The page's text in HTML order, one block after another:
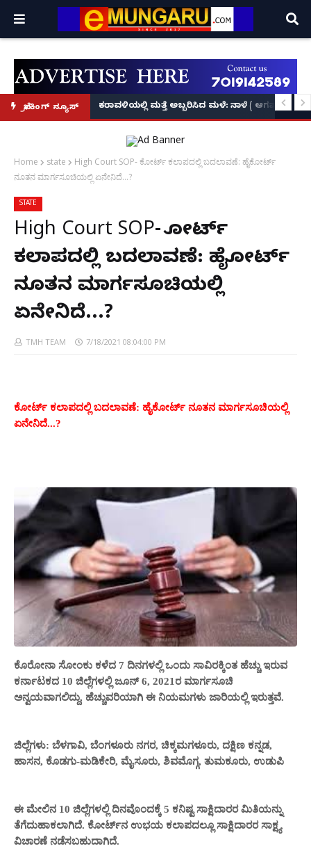
ಬ್ರೇಕಿಂಗ್ ನ್ಯೂಸ್‘ಭಕ್ತ ಪ್ರಹ್ಲಾದ’, ‘ಹೇ ರಾಮ್’!
ಕರಾವಳಿಯಲ್ಲಿ ಮತ್ತೆ ಅಬ್ಬರಿಸಿದ ಮಳೆ: ನಾಳೆ ( ಆಗಷ್ಟ್ 8)
Home state
High Court SOP- ಕೋರ್ಟ್ ಕಲಾಪದಲ್ಲಿ ಬದಲಾವಣೆ: ಹೈಕೋರ್ಟ್
ನೂತನ ಮಾರ್ಗಸೂಚಿಯಲ್ಲಿ ಏನೇನಿದೆ...?
STATE
High Court SOP- ಕೋರ್ಟ್
ಕಲಾಪದಲ್ಲಿ ಬದಲಾವಣೆ: ಹೈಕೋರ್ಟ್
ನೂತನ ಮಾರ್ಗಸೂಚಿಯಲ್ಲಿ
ಏನೇನಿದೆ...?
TMH TEAM 7/18/2021 08:04:00 PM
ಕೋರ್ಟ್ ಕಲಾಪದಲ್ಲಿ ಬದಲಾವಣೆ: ಹೈಕೋರ್ಟ್ ನೂತನ ಮಾರ್ಗಸೂಚಿಯಲ್ಲಿ
ಏನೇನಿದೆ...?
ಕೊರೋನಾ ಸೋಂಕು ಕಳೆದ 7 ದಿನಗಳಲ್ಲಿ ಒಂದು ಸಾವಿರಕ್ಕಿಂತ ಹೆಚ್ಚು ಇರುವ
ಕರ್ನಾಟಕದ 10 ಜಿಲ್ಲೆಗಳಲ್ಲಿ ಜೂನ್ 6, 2021ರ ಮಾರ್ಗಸೂಚಿ
ಅನ್ವಯವಾಗಲಿದ್ದು, ಹೆಚ್ಚುವರಿಯಾಗಿ ಈ ನಿಯಮಗಳು ಜಾರಿಯಲ್ಲಿ ಇರುತ್ತವೆ.
ಜಿಲ್ಲೆಗಳು: ಬೆಳಗಾವಿ, ಬೆಂಗಳೂರು ನಗರ, ಚಿಕ್ಕಮಗಳೂರು, ದಕ್ಷಿಣ ಕನ್ನಡ,
ಹಾಸನ, ಕೊಡಗು-ಮಡಿಕೇರಿ, ಮೈಸೂರು, ಶಿವಮೊಗ್ಗ, ತುಮಕೂರು, ಉಡುಪಿ
ಈ ಮೇಲಿನ 10 ಜಿಲ್ಲೆಗಳಲ್ಲಿ ದಿನವೊಂದಕ್ಕೆ 5 ಕನಿಷ್ಟ ಸಾಕ್ಷಿದಾರರ ಮಿತಿಯನ್ನು
ತೆಗೆದುಹಾಕಲಾಗಿದೆ. ಕೋರ್ಟ್‌ನ ಉಭಯ ಕಲಾಪದಲ್ಲೂ ಸಾಕ್ಷಿದಾರರ ಸಾಕ್ಷ್ಯ
ವಿಚಾರಣೆ ನಡೆಸಬಹುದಾಗಿದೆ.